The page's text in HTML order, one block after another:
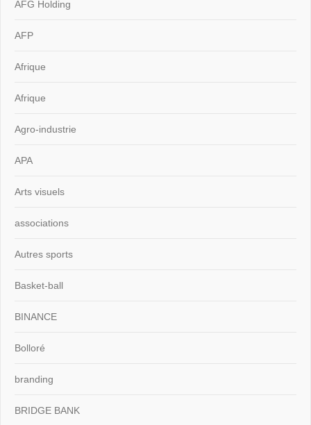
AFG Holding
AFP
Afrique
Afrique
Agro-industrie
APA
Arts visuels
associations
Autres sports
Basket-ball
BINANCE
Bolloré
branding
BRIDGE BANK